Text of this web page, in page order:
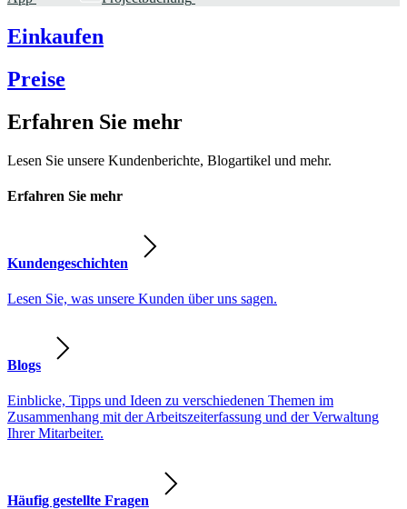
Einkaufen
Preise
Erfahren Sie mehr
Lesen Sie unsere Kundenberichte, Blogartikel und mehr.
Erfahren Sie mehr
Kundengeschichten
Lesen Sie, was unsere Kunden über uns sagen.
Blogs
Einblicke, Tipps und Ideen zu verschiedenen Themen im
Zusammenhang mit der Arbeitszeiterfassung und der Verwaltung
Ihrer Mitarbeiter.
Häufig gestellte Fragen